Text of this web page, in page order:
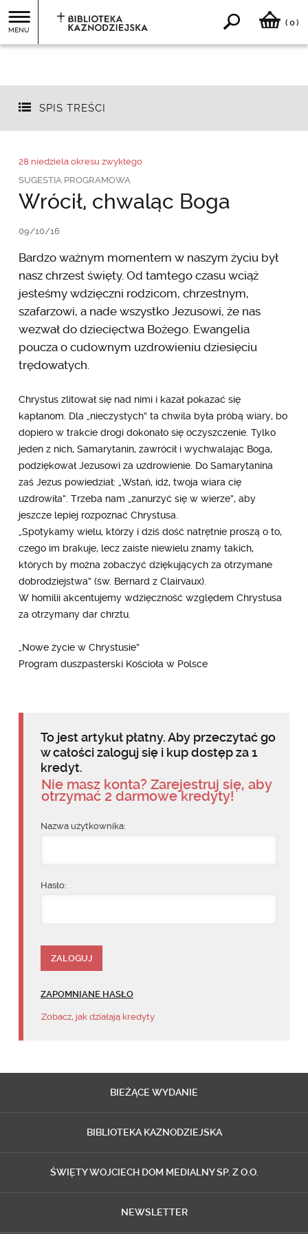
MENU
( 0)
SPIS TREŚCI
28 niedziela okresu zwykłego
SUGESTIA PROGRAMOWA
Wrócił, chwaląc Boga
09/10/16
Bardzo ważnym momentem w naszym życiu był
nasz chrzest święty. Od tamtego czasu wciąż
jesteśmy wdzięczni rodzicom, chrzestnym,
szafarzowi, a nade wszystko Jezusowi, że nas
wezwał do dziecięctwa Bożego. Ewangelia
poucza o cudownym uzdrowieniu dziesięciu
trędowatych.
Chrystus zlitował się nad nimi i kazał pokazać się
kapłanom. Dla „nieczystych” ta chwila była próbą wiary, bo
dopiero w trakcie drogi dokonało się oczyszczenie. Tylko
jeden z nich, Samarytanin, zawrócił i wychwalając Boga,
podziękował Jezusowi za uzdrowienie. Do Samarytanina
zaś Jezus powiedział: „Wstań, idź, twoja wiara cię
uzdrowiła”. Trzeba nam „zanurzyć się w wierze”, aby
jeszcze lepiej rozpoznać Chrystusa.
„Spotykamy wielu, którzy i dziś dość natrętnie proszą o to,
czego im brakuje, lecz zaiste niewielu znamy takich,
których by można zobaczyć dziękujących za otrzymane
dobrodziejstwa” (św. Bernard z Clairvaux).
W homilii akcentujemy wdzięczność względem Chrystusa
za otrzymany dar chrztu.
„Nowe życie w Chrystusie”
Program duszpasterski Kościoła w Polsce
To jest artykuł płatny. Aby przeczytać go
w całości zaloguj się i kup dostęp za 1
kredyt.
Nie masz konta? Zarejestruj się, aby
otrzymać 2 darmowe kredyty!
Nazwa użytkownika:
Hasło:
ZAPOMNIANE HASŁO
Zobacz, jak działają kredyty
BIEŻĄCE WYDANIE
BIBLIOTEKA KAZNODZIEJSKA
ŚWIĘTY WOJCIECH DOM MEDIALNY SP. Z O.O.
NEWSLETTER